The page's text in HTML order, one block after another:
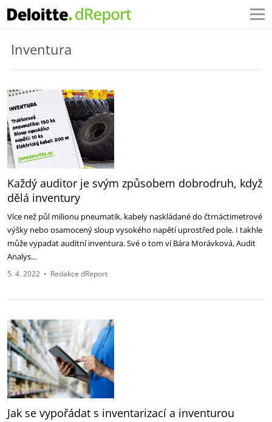
Inventura
Každý auditor je svým způsobem dobrodruh, když
dělá inventury
Více než půl milionu pneumatik, kabely naskládané do čtrnáctimetrové
výšky nebo osamocený sloup vysokého napětí uprostřed pole. I takhle
může vypadat auditní inventura. Své o tom ví Bára Morávková, Audit
Analys…
5. 4. 2022 • Redakce dReport
Jak se vypořádat s inventarizací a inventurou